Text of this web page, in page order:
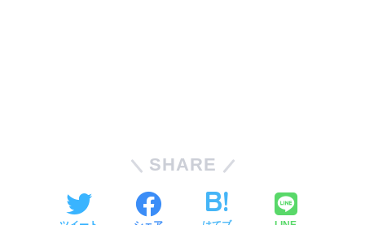
SHARE